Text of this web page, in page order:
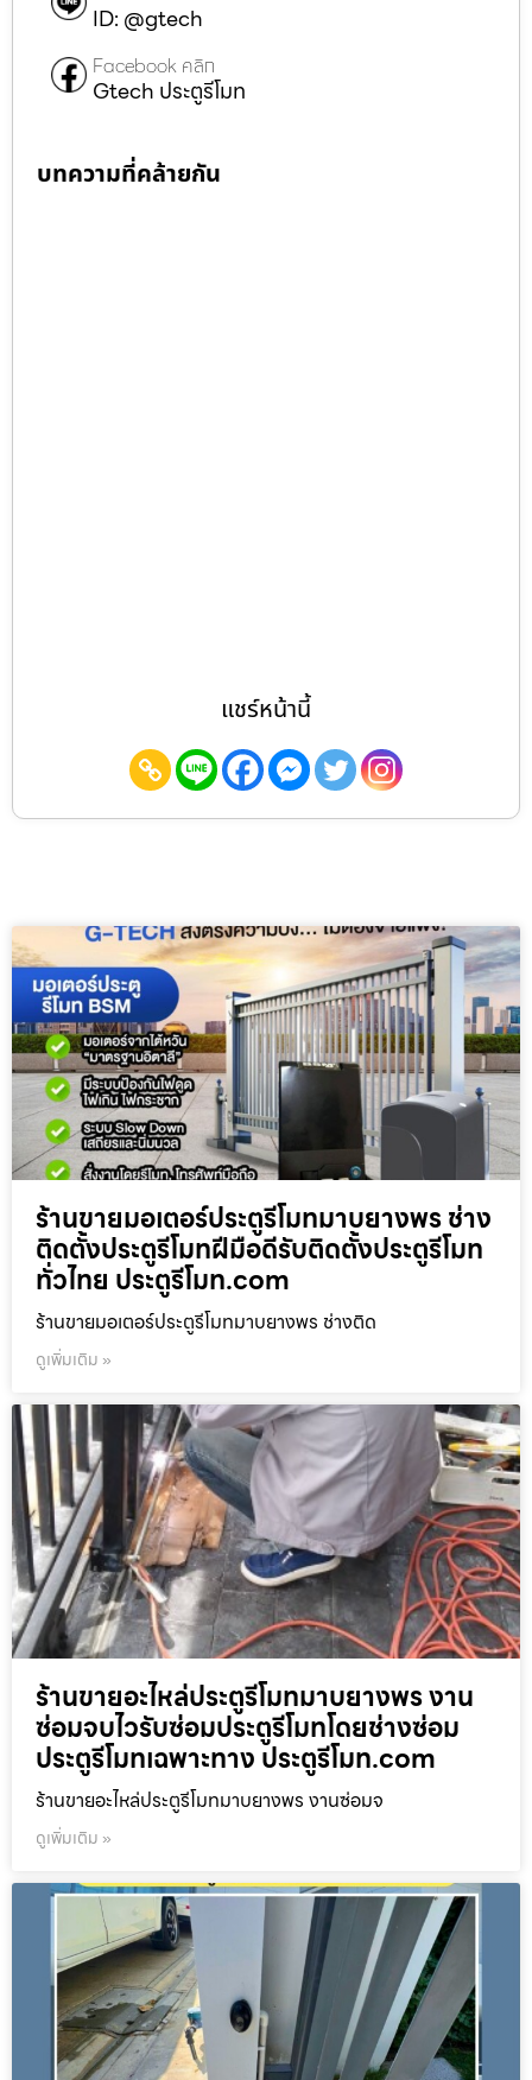
ID: @gtech
Facebook คลิก
Gtech ประตูรีโมท
บทความที่คล้ายกัน
แชร์หน้านี้
ร้านขายมอเตอร์ประตูรีโมทมาบยางพร ช่าง
ติดตั้งประตูรีโมทฝีมือดีรับติดตั้งประตูรีโมท
ทั่วไทย ประตูรีโมท.com
ร้านขายมอเตอร์ประตูรีโมทมาบยางพร ช่างติด
ดูเพิ่มเติม »
ร้านขายอะไหล่ประตูรีโมทมาบยางพร งาน
ซ่อมจบไวรับซ่อมประตูรีโมทโดยช่างซ่อม
ประตูรีโมทเฉพาะทาง ประตูรีโมท.com
ร้านขายอะไหล่ประตูรีโมทมาบยางพร งานซ่อมจ
ดูเพิ่มเติม »